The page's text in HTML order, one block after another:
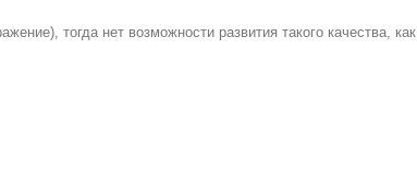
тогда нет возможности развития такого качества, как